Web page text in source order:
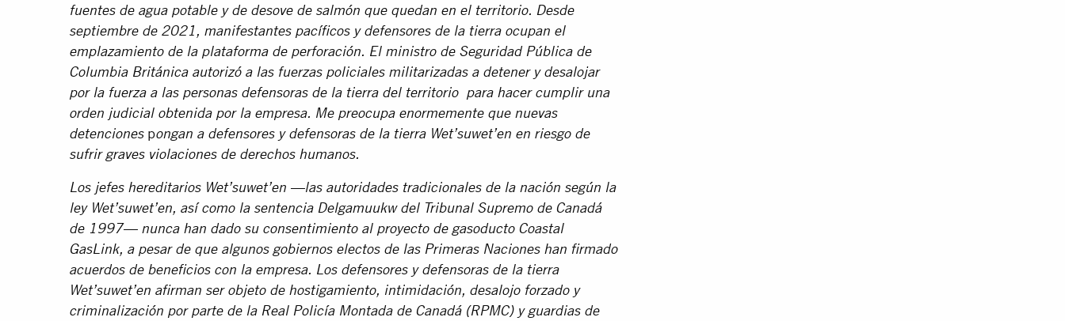
fuentes de agua potable y de desove de salmón que quedan en el territorio. Desde
septiembre de 2021, manifestantes pacíficos y defensores de la tierra ocupan el
emplazamiento de la plataforma de perforación. El ministro de Seguridad Pública de
Columbia Británica autorizó a las fuerzas policiales militarizadas a detener y desalojar
por la fuerza a las personas defensoras de la tierra del territorio para hacer cumplir una
orden judicial obtenida por la empresa. Me preocupa enormemente que nuevas
detencionespongan a defensores y defensoras de la tierra Wet’suwet’en en riesgo de
sufrir graves violaciones de derechos humanos.
Los jefes hereditarios Wet’suwet’en —las autoridades tradicionales de la nación según la
ley Wet’suwet’en, así como la sentencia Delgamuukw del Tribunal Supremo de Canadá
de 1997— nunca han dado su consentimiento al proyecto de gasoducto Coastal
GasLink, a pesar de que algunos gobiernos electos de las Primeras Naciones han firmado
acuerdos de beneficios con la empresa. Los defensores y defensoras de la tierra
Wet’suwet’en afirman ser objeto de hostigamiento, intimidación, desalojo forzado y
criminalización por parte de la Real Policía Montada de Canadá (RPMC) y guardias de